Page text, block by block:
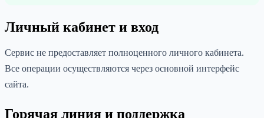
Личный кабинет и вход
Сервис не предоставляет полноценного личного кабинета.
Все операции осуществляются через основной интерфейс
сайта.
Горячая линия и поддержка